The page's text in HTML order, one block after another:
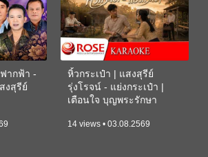
ากฟ้า -
งสุรีย์
หิ้วกระเป๋า | แสงสุรีย์
รุ่งโรจน์ - แย่งกระเป๋า |
เตือนใจ บุญพระรักษา
14 views • 03.08.2569